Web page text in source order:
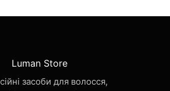
Luman Store
засоби для волосся,